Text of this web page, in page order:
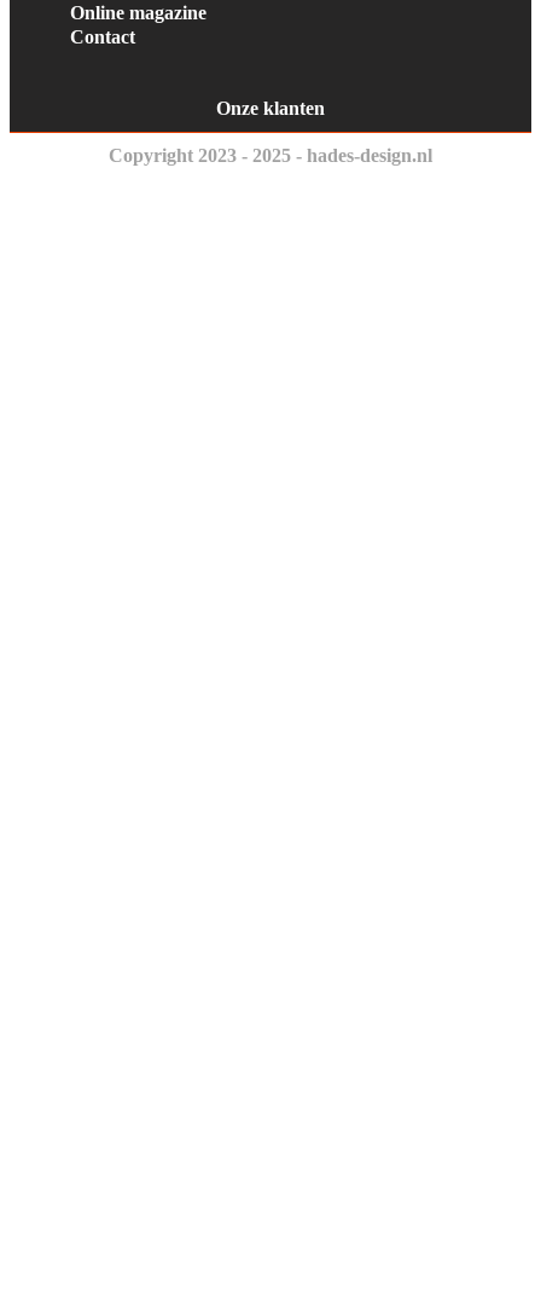
Online magazine
Contact
Onze klanten
Copyright 2023 - 2025 - hades-design.nl